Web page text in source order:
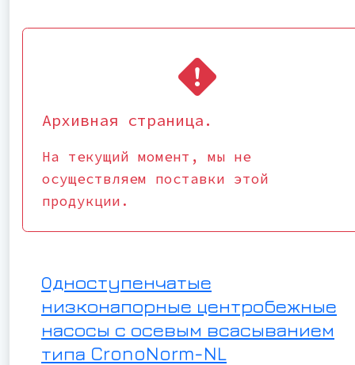
Архивная страница.
На текущий момент, мы не
осуществляем поставки этой
продукции.
Одноступенчатые
низконапорные центробежные
насосы с осевым всасыванием
типа CronoNorm-NL